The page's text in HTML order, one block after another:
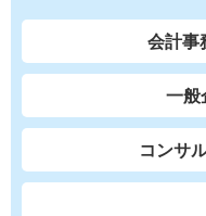
会計事
一般
コンサ